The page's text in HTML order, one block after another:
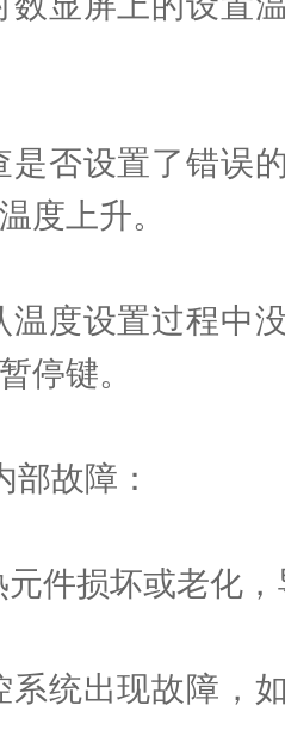
设置了错误的
度上升。
设置过程中没
停键。
故障：
损坏或老化，
出现故障，如